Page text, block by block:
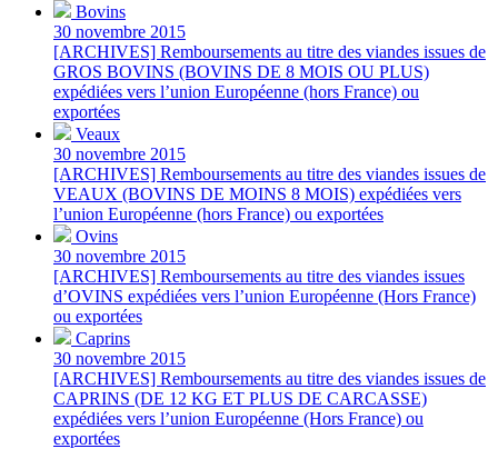
Bovins
30 novembre 2015
[ARCHIVES] Remboursements au titre des viandes issues de
GROS BOVINS (BOVINS DE 8 MOIS OU PLUS)
expédiées vers l’union Européenne (hors France) ou
exportées
Veaux
30 novembre 2015
[ARCHIVES] Remboursements au titre des viandes issues de
VEAUX (BOVINS DE MOINS 8 MOIS) expédiées vers
l’union Européenne (hors France) ou exportées
Ovins
30 novembre 2015
[ARCHIVES] Remboursements au titre des viandes issues
d’OVINS expédiées vers l’union Européenne (Hors France)
ou exportées
Caprins
30 novembre 2015
[ARCHIVES] Remboursements au titre des viandes issues de
CAPRINS (DE 12 KG ET PLUS DE CARCASSE)
expédiées vers l’union Européenne (Hors France) ou
exportées